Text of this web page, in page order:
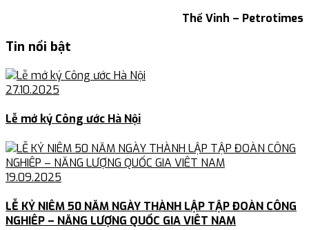
Thế Vinh – Petrotimes
Tin nổi bật
27.10.2025
Lễ mở ký Công ước Hà Nội
19.09.2025
LỄ KỶ NIÊM 50 NĂM NGÀY THÀNH LẬP TẬP ĐOÀN CÔNG
NGHIÊP – NĂNG LƯỢNG QUỐC GIA VIÊT NAM